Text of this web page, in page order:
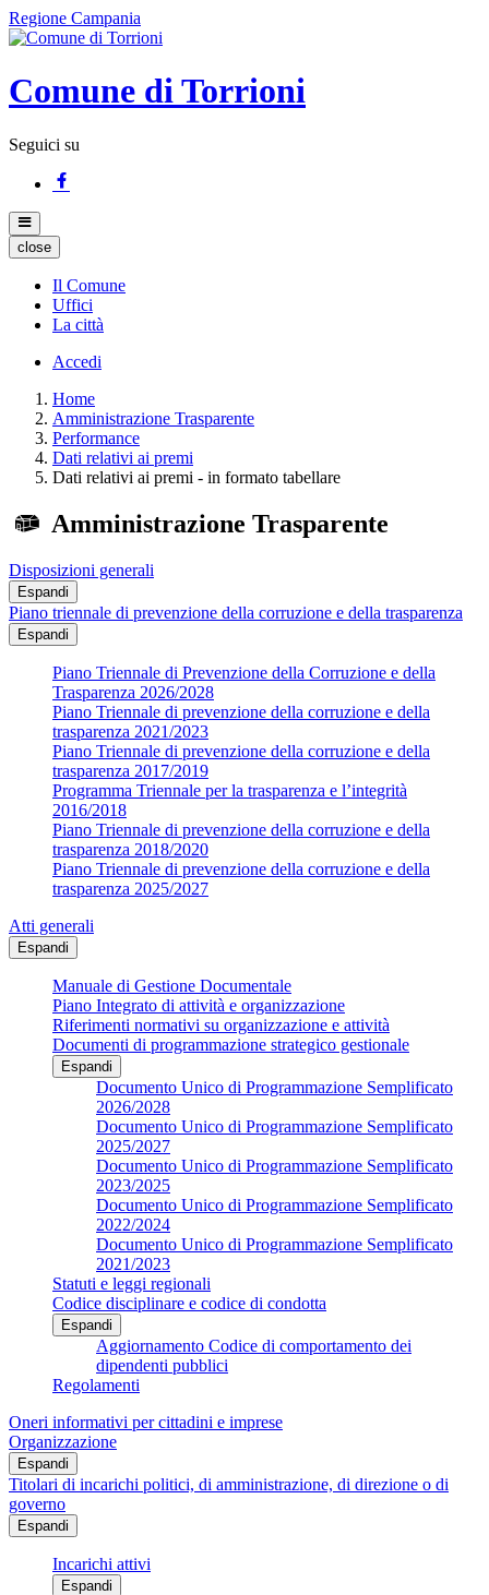
Regione Campania
Comune di Torrioni
Seguici su
close
Il Comune
Uffici
La città
Accedi
Home
Amministrazione Trasparente
Performance
Dati relativi ai premi
Dati relativi ai premi - in formato tabellare
Amministrazione Trasparente
Disposizioni generali
Espandi
Piano triennale di prevenzione della corruzione e della trasparenza
Espandi
Piano Triennale di Prevenzione della Corruzione e della
Trasparenza 2026/2028
Piano Triennale di prevenzione della corruzione e della
trasparenza 2021/2023
Piano Triennale di prevenzione della corruzione e della
trasparenza 2017/2019
Programma Triennale per la trasparenza e l’integrità
2016/2018
Piano Triennale di prevenzione della corruzione e della
trasparenza 2018/2020
Piano Triennale di prevenzione della corruzione e della
trasparenza 2025/2027
Atti generali
Espandi
Manuale di Gestione Documentale
Piano Integrato di attività e organizzazione
Riferimenti normativi su organizzazione e attività
Documenti di programmazione strategico gestionale
Espandi
Documento Unico di Programmazione Semplificato
2026/2028
Documento Unico di Programmazione Semplificato
2025/2027
Documento Unico di Programmazione Semplificato
2023/2025
Documento Unico di Programmazione Semplificato
2022/2024
Documento Unico di Programmazione Semplificato
2021/2023
Statuti e leggi regionali
Codice disciplinare e codice di condotta
Espandi
Aggiornamento Codice di comportamento dei
dipendenti pubblici
Regolamenti
Oneri informativi per cittadini e imprese
Organizzazione
Espandi
Titolari di incarichi politici, di amministrazione, di direzione o di
governo
Espandi
Incarichi attivi
Espandi